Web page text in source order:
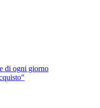
di ogni giorno